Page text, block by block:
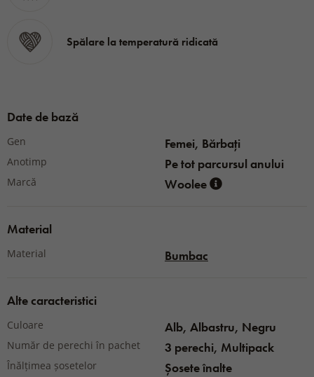
Spălare la temperatură ridicată
Date de bază
Gen Femei, Bărbați
Anotimp Pe tot parcursul anului
Marcă Woolee
Material
Material Bumbac
Alte caracteristici
Culoare Alb, Albastru, Negru
Număr de perechi în pachet 3 perechi, Multipack
Înălțimea șosetelor Șosete înalte